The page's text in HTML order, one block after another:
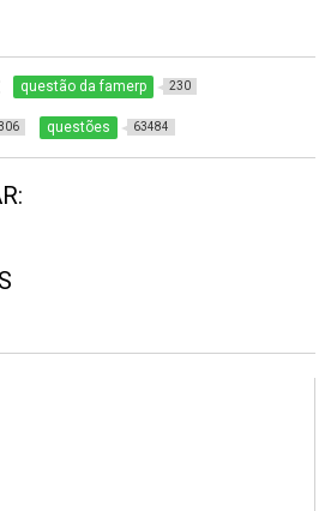
questão da famerp 230
questões 63484